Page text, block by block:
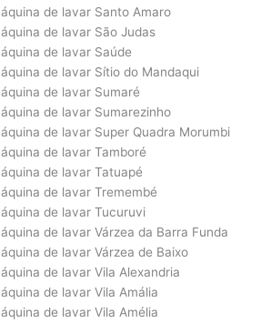
de lavar Santo Amaro
de lavar São Judas
de lavar Saúde
de lavar Sítio do Mandaqui
de lavar Sumaré
de lavar Sumarezinho
de lavar Super Quadra Morumbi
de lavar Tamboré
de lavar Tatuapé
de lavar Tremembé
de lavar Tucuruvi
de lavar Várzea da Barra Funda
de lavar Várzea de Baixo
de lavar Vila Alexandria
de lavar Vila Amália
de lavar Vila Amélia